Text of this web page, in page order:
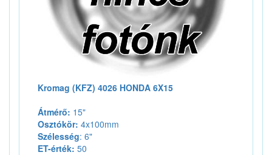
Kromag (KFZ) 4026 HONDA 6X15
Átmérő: 15"
Osztókör: 4x100mm
Szélesség: 6"
ET-érték: 50